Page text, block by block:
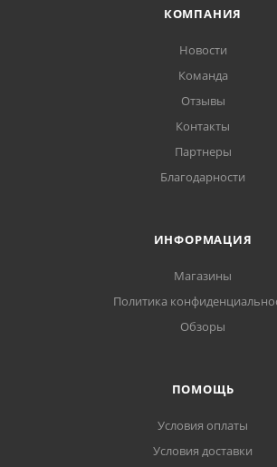
КОМПАНИЯ
Новости
Команда
Отзывы
Контакты
Партнеры
Благодарности
ИНФОРМАЦИЯ
Магазины
Политика
Обзоры
ПОМОЩЬ
Условия оплаты
Условия доставки